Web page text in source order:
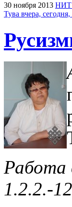
30 ноября 2013 НИТ
Тува вчера, сегодня,
Работа
1.2.2.-